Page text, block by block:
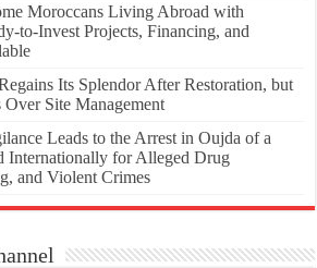
Moroccans Living Abroad with
to-Invest Projects, Financing, and
Its Splendor After Restoration, but
Site Management
Leads to the Arrest in Oujda of a
Internationally for Alleged Drug
and Violent Crimes